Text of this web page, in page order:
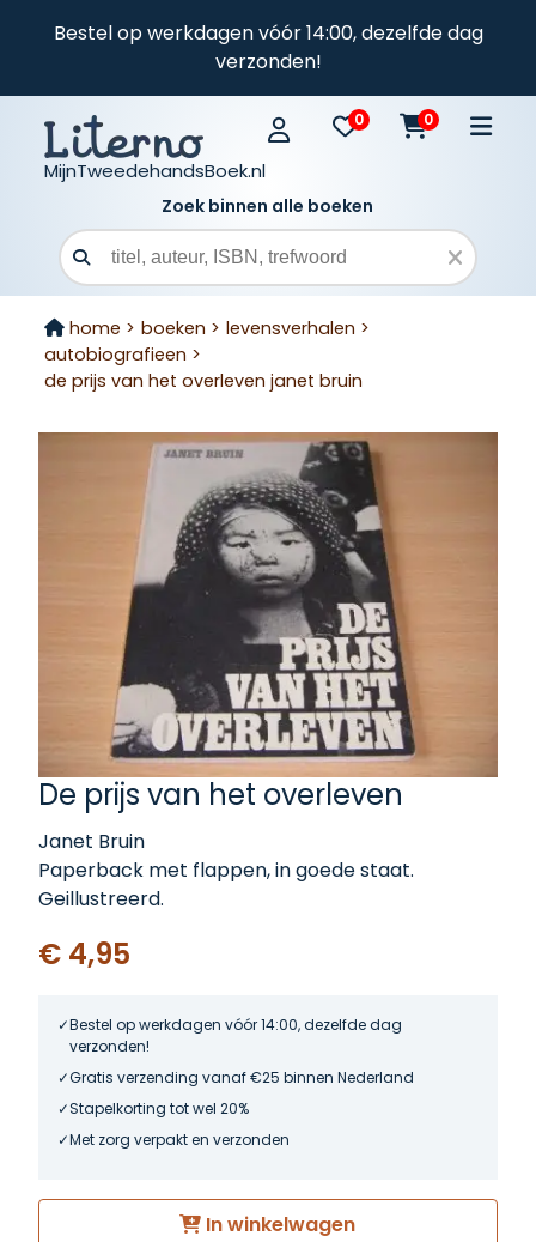
Bestel op werkdagen vóór 14:00, dezelfde dag
verzonden!
MijnTweedehandsBoek.nl
0 0
Zoek binnen alle boeken
Zoekveld
home > boeken > levensverhalen >
autobiografieen >
de prijs van het overleven janet bruin
De prijs van het overleven
Janet Bruin
Paperback met flappen, in goede staat.
Geillustreerd.
€ 4,95
Bestel op werkdagen vóór 14:00, dezelfde dag
verzonden!
Gratis verzending vanaf €25 binnen Nederland
Stapelkorting tot wel 20%
Met zorg verpakt en verzonden
In winkelwagen